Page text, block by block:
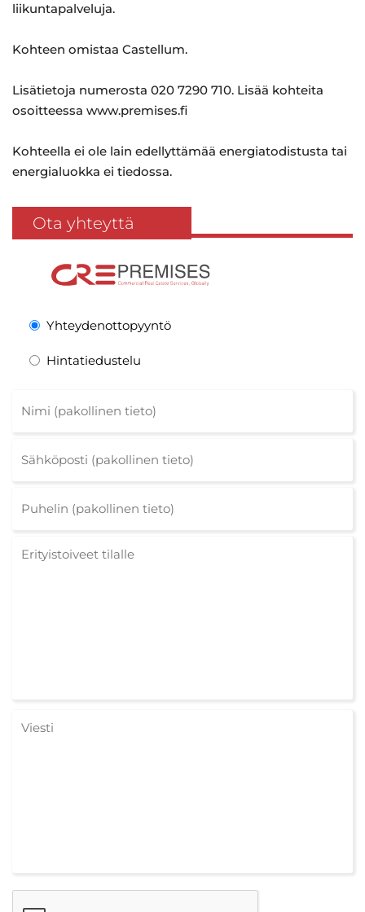
liikuntapalveluja.
Kohteen omistaa Castellum.
Lisätietoja numerosta 020 7290 710. Lisää kohteita
osoitteessa www.premises.fi
Kohteella ei ole lain edellyttämää energiatodistusta tai
energialuokka ei tiedossa.
Ota yhteyttä
Yhteydenottopyyntö
Hintatiedustelu